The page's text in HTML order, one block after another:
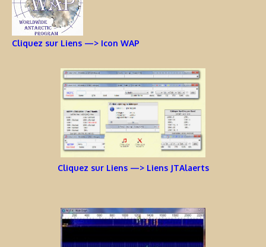
Cliquez sur Liens —> Icon WAP
Cliquez sur Liens —> Liens JTAlaerts